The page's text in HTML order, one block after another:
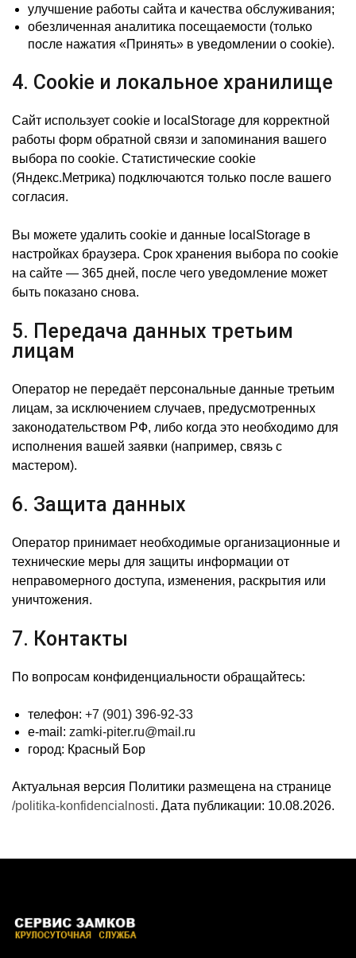
улучшение работы сайта и качества обслуживания;
обезличенная аналитика посещаемости (только
после нажатия «Принять» в уведомлении о cookie).
4. Cookie и локальное хранилище
Сайт использует cookie и localStorage для корректной
работы форм обратной связи и запоминания вашего
выбора по cookie. Статистические cookie
(Яндекс.Метрика) подключаются только после вашего
согласия.
Вы можете удалить cookie и данные localStorage в
настройках браузера. Срок хранения выбора по cookie
на сайте — 365 дней, после чего уведомление может
быть показано снова.
5. Передача данных третьим
лицам
Оператор не передаёт персональные данные третьим
лицам, за исключением случаев, предусмотренных
законодательством РФ, либо когда это необходимо для
исполнения вашей заявки (например, связь с
мастером).
6. Защита данных
Оператор принимает необходимые организационные и
технические меры для защиты информации от
неправомерного доступа, изменения, раскрытия или
уничтожения.
7. Контакты
По вопросам конфиденциальности обращайтесь:
телефон: +7 (901) 396-92-33
e-mail: zamki-piter.ru@mail.ru
город: Красный Бор
Актуальная версия Политики размещена на странице
/politika-konfidencialnosti. Дата публикации: 10.08.2026.